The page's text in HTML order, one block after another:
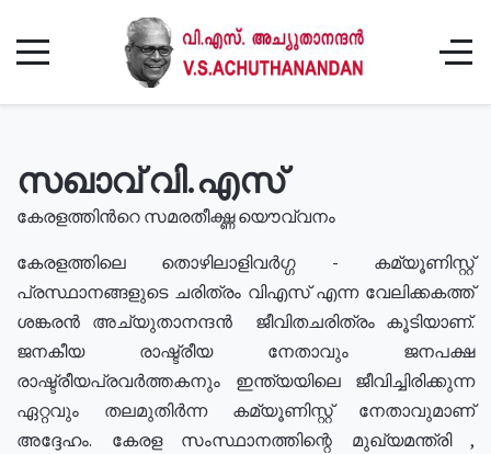
സഖാവ് വി.എസ്
കേരളത്തിൻറെ സമരതീക്ഷ്ണ യൌവ്വനം
കേരളത്തിലെ തൊഴിലാളിവർഗ്ഗ - കമ്യൂണിസ്റ്റ്
പ്രസ്ഥാനങ്ങളുടെ ചരിത്രം വിഎസ് എന്ന വേലിക്കകത്ത്
ശങ്കരൻ അച്യുതാനന്ദൻ ജീവിതചരിത്രം കൂടിയാണ്.
ജനകീയ രാഷ്ട്രീയ നേതാവും ജനപക്ഷ
രാഷ്ട്രീയപ്രവർത്തകനും ഇന്ത്യയിലെ ജീവിച്ചിരിക്കുന്ന
ഏറ്റവും തലമുതിർന്ന കമ്യൂണിസ്റ്റ് നേതാവുമാണ്
അദ്ദേഹം. കേരള സംസ്ഥാനത്തിന്റെ മുഖ്യമന്ത്രി ,